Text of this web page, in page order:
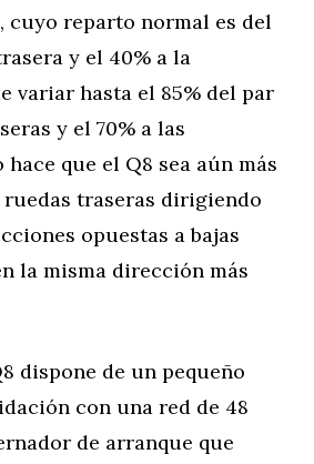
cuyo reparto normal es del
y el 40% a la
variar hasta el 85% del par
y el 70% a las
hace que el Q8 sea aún más
ruedas traseras dirigiendo
opuestas a bajas
la misma dirección más
dispone de un pequeño
con una red de 48
de arranque que